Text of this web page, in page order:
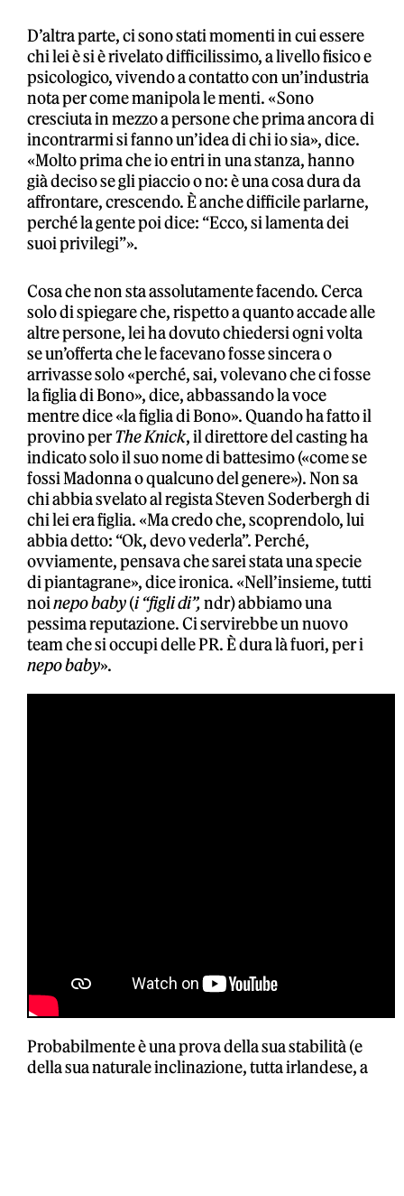
D’altra parte, ci sono stati momenti in cui essere
chi lei è si è rivelato difficilissimo, a livello fisico e
psicologico, vivendo a contatto con un’industria
nota per come manipola le menti. «Sono
cresciuta in mezzo a persone che prima ancora di
incontrarmi si fanno un’idea di chi io sia», dice.
«Molto prima che io entri in una stanza, hanno
già deciso se gli piaccio o no: è una cosa dura da
affrontare, crescendo. È anche difficile parlarne,
perché la gente poi dice: “Ecco, si lamenta dei
suoi privilegi”».
Cosa che non sta assolutamente facendo. Cerca
solo di spiegare che, rispetto a quanto accade alle
altre persone, lei ha dovuto chiedersi ogni volta
se un’offerta che le facevano fosse sincera o
arrivasse solo «perché, sai, volevano che ci fosse
la figlia di Bono», dice, abbassando la voce
mentre dice «la figlia di Bono». Quando ha fatto il
provino perThe Knick, il direttore del casting ha
indicato solo il suo nome di battesimo («come se
fossi Madonna o qualcuno del genere»). Non sa
chi abbia svelato al regista Steven Soderbergh di
chi lei era figlia. «Ma credo che, scoprendolo, lui
abbia detto: “Ok, devo vederla”. Perché,
ovviamente, pensava che sarei stata una specie
di piantagrane», dice ironica. «Nell’insieme, tutti
noinepo baby(i “figli di”,ndr) abbiamo una
pessima reputazione. Ci servirebbe un nuovo
team che si occupi delle PR. È dura là fuori, per i
nepo baby».
Probabilmente è una prova della sua stabilità (e
della sua naturale inclinazione, tutta irlandese, a